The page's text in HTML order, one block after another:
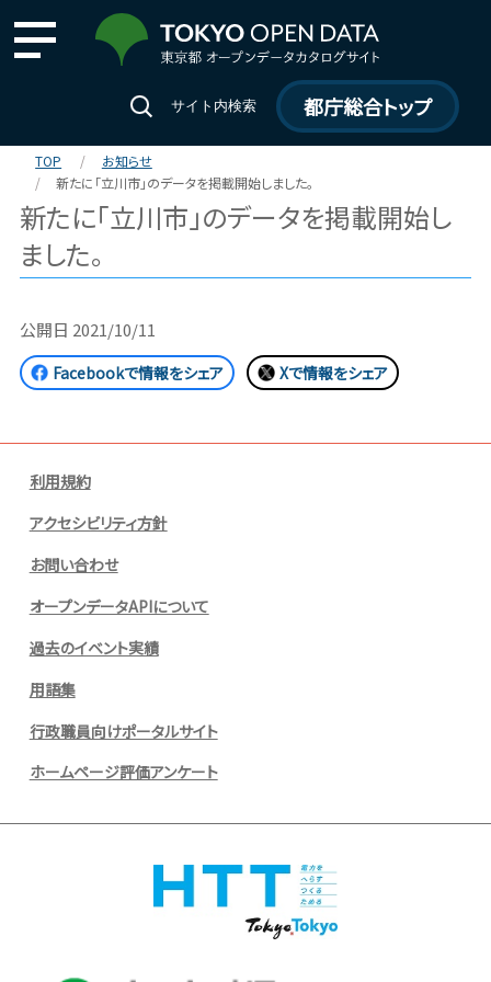
サイト内検索 都庁総合トップ
TOP
お知らせ
新たに「立川市」のデータを掲載開始しました。
新たに「立川市」のデータを掲載開始し
ました。
公開日 2021/10/11
Facebookで情報をシェア Xで情報をシェア
利用規約
アクセシビリティ方針
お問い合わせ
オープンデータAPIについて
過去のイベント実績
用語集
行政職員向けポータルサイト
ホームページ評価アンケート